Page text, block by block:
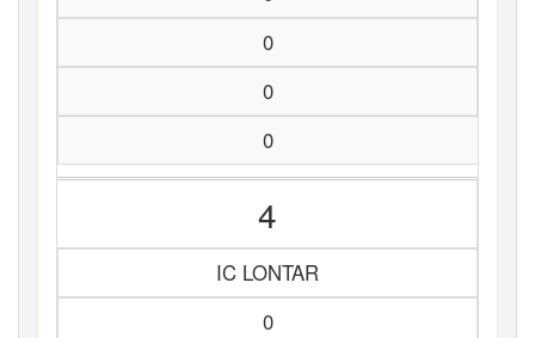
0
0
0
4
IC LONTAR
0